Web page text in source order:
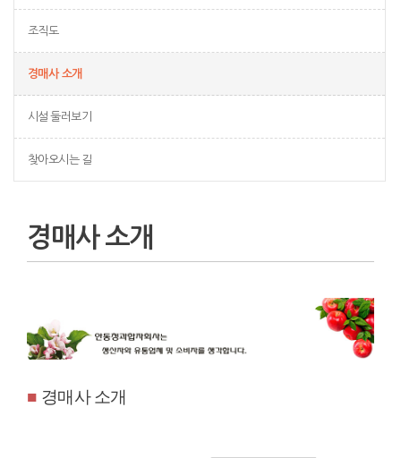
조직도
경매사 소개
시설 둘러보기
찾아오시는 길
경매사 소개
■ 경매사 소개